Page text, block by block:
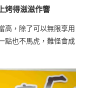
烤得滋滋作響
高，除了可以無限享用
點也不馬虎，難怪會成